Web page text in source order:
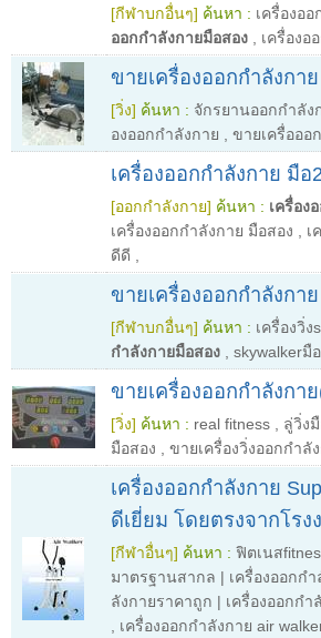
[กีฬาบกอื่นๆ] ค้นหา : เครื่องอ
ออกกำลังกายมือสอง
เครื่องอ
ขายเครื่องออกกำลังกาย
[วิ่ง] ค้นหา : จักรยานออกกำลัง
องออกกำลังกาย
ขายเครื่อออ
เครื่องออกกำลังกาย มือ2
[ออกกำลังกาย] ค้นหา : เครื่อง
เครื่องออกกำลังกาย มือสอง
เ
ดีดี
ขายเครื่องออกกำลังกา
[กีฬาบกอื่นๆ] ค้นหา : เครื่องวิ่ง
กำลังกายมือสอง
skywalkerมื
ขายเครื่องออกกำลังกา
[วิ่ง] ค้นหา : real fitness ลู่วิ่ง
มือสอง
ขายเครื่องวิ่งออกกำลั
เครื่องออกกำลังกาย
ดีเยี่ยม โดยตรงจากโรง
[กีฬาอื่นๆ] ค้นหา : ฟิตเนส
มาตรฐานสากล | เครื่องออกกำ
ลังกายราคาถูก | เครื่องออกกํา
เครื่องออกกําลังกาย air